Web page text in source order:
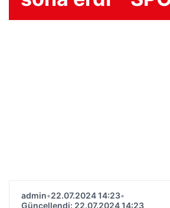
admin•22.07.2024 14:23•
Güncellendi: 22.07.2024 14:23